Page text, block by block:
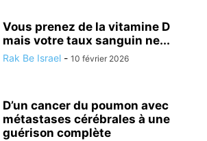
Vous prenez de la vitamine D
mais votre taux sanguin ne...
Rak Be Israel - 10 février 2026
D’un cancer du poumon avec
métastases cérébrales à une
guérison complète